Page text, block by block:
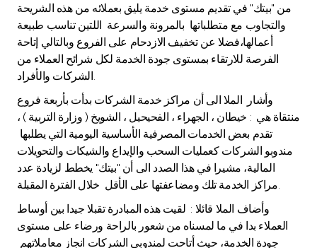
Turkey
Egypt
Kingdom of Bahrain
من "بيتك" في تقديم مستوى خدمة يليق بعملائه من هذه الشريحة
والتجاوب مع متطلباتها بالمرونة والسرعة اللتين تناسب طبيعة
أعمالها،فضلا عن تخفيف الازدحام على الفروع وبالتالي إتاحة
الفرصة للارتقاء بمستوى جودة الخدمة لكل شرائح العملاء من
الشركات والأفراد.
وأشار الملا الى أن مراكز خدمة الشركات بدأت بأربعة فروع
منتقاة هي : خيطان ، الجهراء ، الفحيحيل ، الشويخ ( وزارة التربية ) ،
تقدم بعض الخدمات المصرفية الأساسية اليومية التي يطلبها
مندوبو الشركات كعمليات السحب والإيداع والشيكات والتحويلات
المالية، مشيرا في هذا الصدد الى أن "بيتك" يخطط لزيادة عدد
مراكز الخدمة تلك ومضاعفتها على الأقل خلال الفترة المقبلة.
وأضاف الملا قائلا : لقيت هذه المبادرة تقبلا جيدا بين أوساط
العملاء بدا في ما لمسناه من شعور بالراحة ورضاء على مستوى
جودة الخدمة، حيث أتاحت لمندوبي الشركات انجاز معاملاتهم